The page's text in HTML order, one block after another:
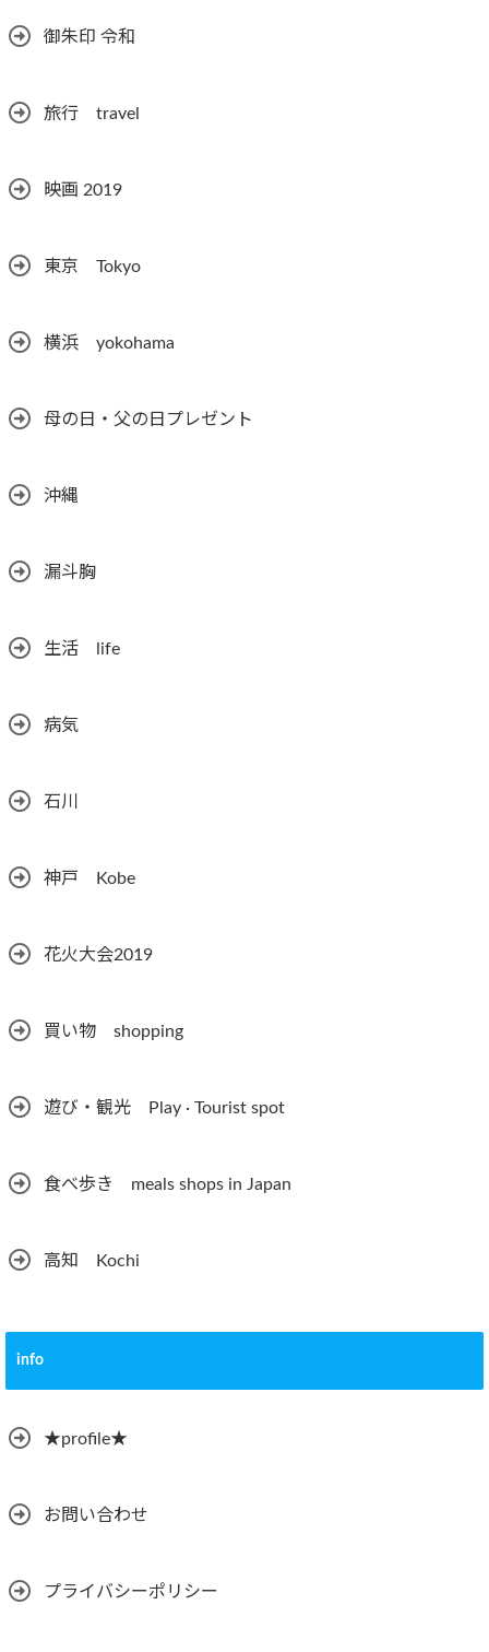
御朱印 令和
旅行 travel
映画 2019
東京 Tokyo
横浜 yokohama
母の日・父の日プレゼント
沖縄
漏斗胸
生活 life
病気
石川
神戸 Kobe
花火大会2019
買い物 shopping
遊び・観光 Play · Tourist spot
食べ歩き meals shops in Japan
高知 Kochi
info
★profile★
お問い合わせ
プライバシーポリシー